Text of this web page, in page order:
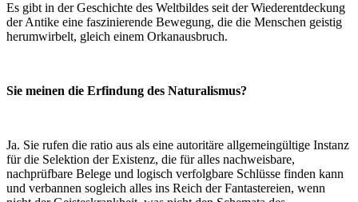
Es gibt in der Geschichte des Weltbildes seit der Wiederentdeckung
der Antike eine faszinierende Bewegung, die die Menschen geistig
herumwirbelt, gleich einem Orkanausbruch.
Sie meinen die Erfindung des Naturalismus?
Ja. Sie rufen die ratio aus als eine autoritäre allgemeingültige Instanz
für die Selektion der Existenz, die für alles nachweisbare,
nachprüfbare Belege und logisch verfolgbare Schlüsse finden kann
und verbannen sogleich alles ins Reich der Fantastereien, wenn